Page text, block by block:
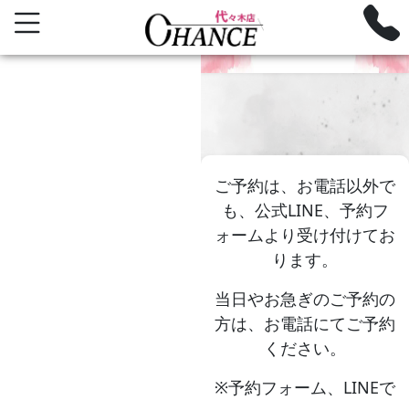
RESERVED FORM
ご予約は、お電話以外で
も、公式LINE、予約フ
ォームより受け付けてお
ります。
当日やお急ぎのご予約の
方は、お電話にてご予約
ください。
※予約フォーム、LINEで